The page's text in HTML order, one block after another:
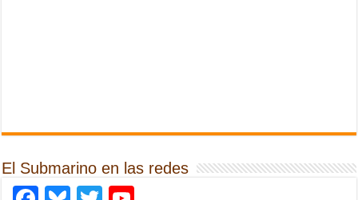
El Submarino en las redes